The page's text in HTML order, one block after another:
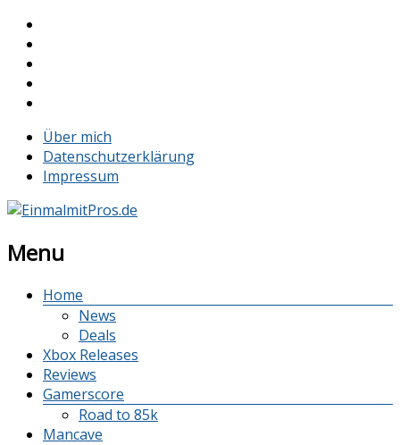
Über mich
Datenschutzerklärung
Impressum
Menu
Home
News
Deals
Xbox Releases
Reviews
Gamerscore
Road to 85k
Mancave